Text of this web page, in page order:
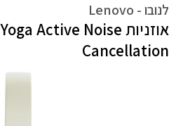
לנובו - Lenovo
אוזניות Yoga Active Noise
Cancellation